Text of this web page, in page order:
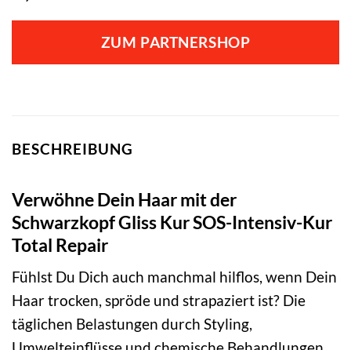
ZUM PARTNERSHOP
BESCHREIBUNG
Verwöhne Dein Haar mit der
Schwarzkopf Gliss Kur SOS-Intensiv-Kur
Total Repair
Fühlst Du Dich auch manchmal hilflos, wenn Dein
Haar trocken, spröde und strapaziert ist? Die
täglichen Belastungen durch Styling,